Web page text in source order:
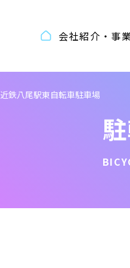
会社紹介・事
近鉄八尾駅東自転車駐車場